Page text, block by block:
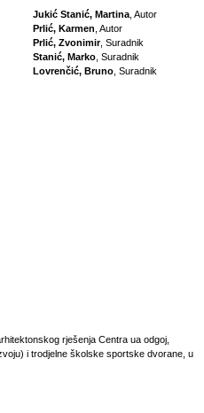
Jukić Stanić, Martina , Autor
Prlić, Karmen , Autor
Prlić, Zvonimir, Suradnik
Stanić, Marko , Suradnik
Lovrenčić, Bruno , Suradnik
rješenja Centra ua odgoj,
i trodjelne školske sportske dvorane, u